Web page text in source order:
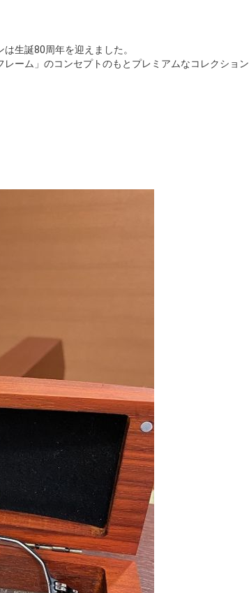
生誕80周年を迎えました。
ーム」のコンセプトのもとプレミアムなコレクション